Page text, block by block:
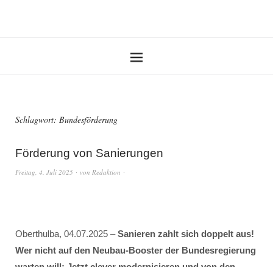
Schlagwort: Bundesförderung
Förderung von Sanierungen
Freitag, 4. Juli 2025 von Redaktion
Oberthulba, 04.07.2025 –Sanieren zahlt sich doppelt aus!
Wer nicht auf den Neubau-Booster der Bundesregierung